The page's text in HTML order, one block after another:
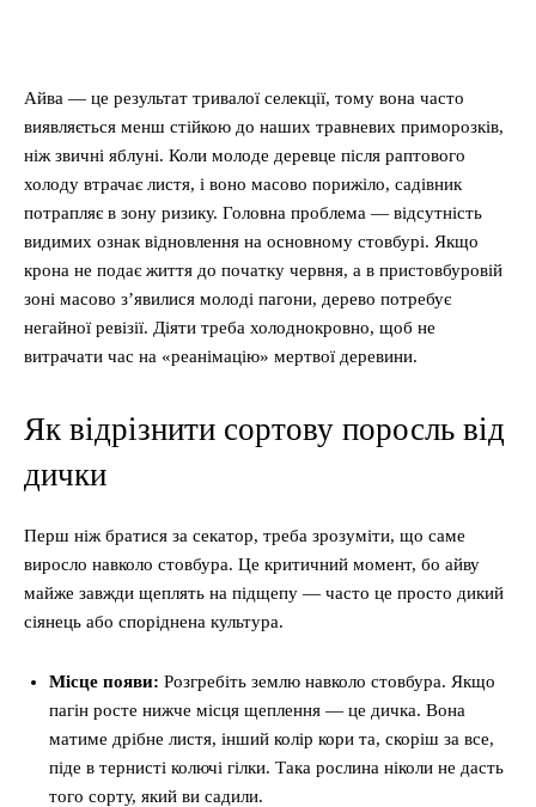
Айва — це результат тривалої селекції, тому вона часто
виявляється менш стійкою до наших травневих приморозків,
ніж звичні яблуні. Коли молоде деревце після раптового
холоду втрачає листя, і воно масово порижіло, садівник
потрапляє в зону ризику. Головна проблема — відсутність
видимих ознак відновлення на основному стовбурі. Якщо
крона не подає життя до початку червня, а в пристовбуровій
зоні масово з’явилися молоді пагони, дерево потребує
негайної ревізії. Діяти треба холоднокровно, щоб не
витрачати час на «реанімацію» мертвої деревини.
Як відрізнити сортову поросль від
дички
Перш ніж братися за секатор, треба зрозуміти, що саме
виросло навколо стовбура. Це критичний момент, бо айву
майже завжди щеплять на підщепу — часто це просто дикий
сіянець або споріднена культура.
Місце появи: Розгребіть землю навколо стовбура. Якщо
пагін росте нижче місця щеплення — це дичка. Вона
матиме дрібне листя, інший колір кори та, скоріш за все,
піде в тернисті колючі гілки. Така рослина ніколи не дасть
того сорту, який ви садили.